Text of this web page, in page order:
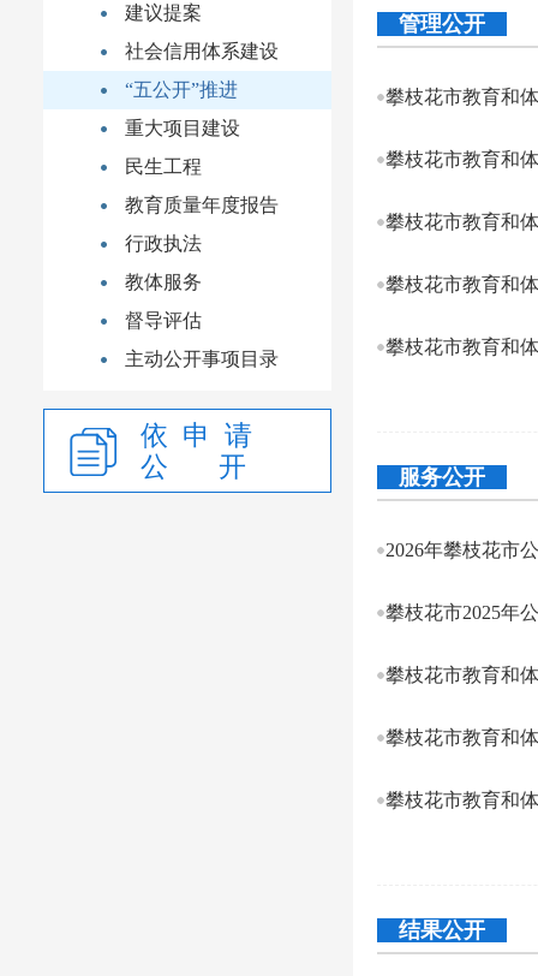
建议提案
社会信用体系建设
“五公开”推进
重大项目建设
民生工程
教育质量年度报告
行政执法
教体服务
督导评估
主动公开事项目录
依 申 请
公 开
管理公开
服务公开
2026年攀枝花市
攀枝花市2025年
攀枝花市教育和
结果公开